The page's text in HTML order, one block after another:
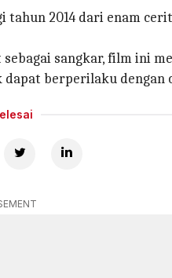
tahun 2014 dari enam
sangkar, film ini
berperilaku dengan